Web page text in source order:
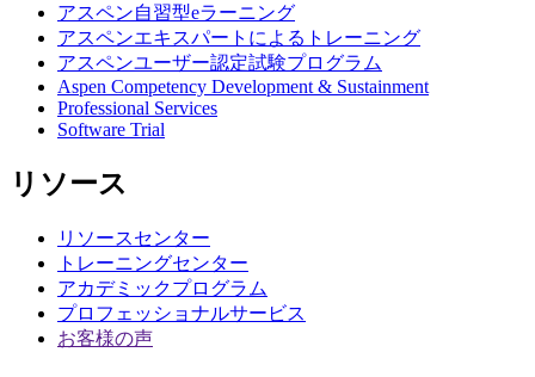
アスペン自習型eラーニング
アスペンエキスパートによるトレーニング
アスペンユーザー認定試験プログラム
Aspen Competency Development & Sustainment
Professional Services
Software Trial
リソース
リソースセンター
トレーニングセンター
アカデミックプログラム
プロフェッショナルサービス
お客様の声